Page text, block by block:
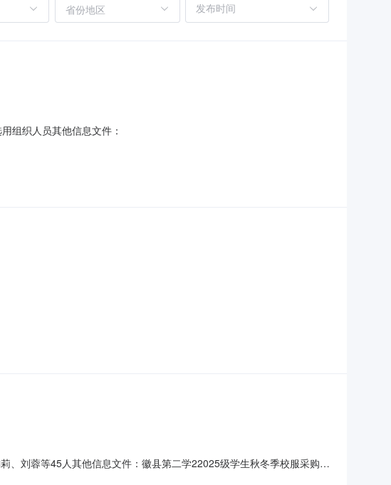
省份地区
组织人员其他信息文件：
、刘蓉等45人其他信息文件：徽县第二学22025级学生秋冬季校服采购成